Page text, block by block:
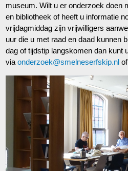
museum. Wilt u er onderzoek doen
en bibliotheek of heeft u informatie
vrijdagmiddag zijn vrijwilligers
uur die u met raad en daad kunnen
dag of tijdstip langskomen dan kunt
viaonderzoek@smelneserfskip.nl